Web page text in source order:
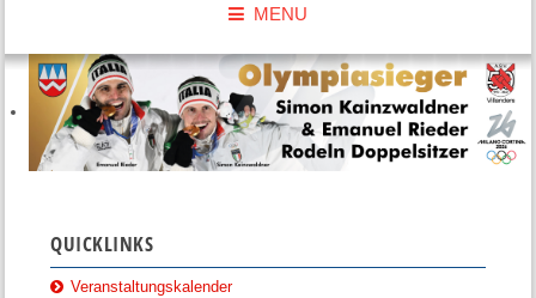
MENU
QUICKLINKS
Veranstaltungskalender